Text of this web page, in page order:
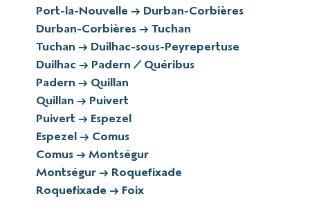
Port-la-Nouvelle → Durban-Corbières
Durban-Corbières → Tuchan
Tuchan → Duilhac-sous-Peyrepertuse
Duilhac → Padern / Quéribus
Padern → Quillan
Quillan → Puivert
Puivert → Espezel
Espezel → Comus
Comus → Montségur
Montségur → Roquefixade
Roquefixade → Foix